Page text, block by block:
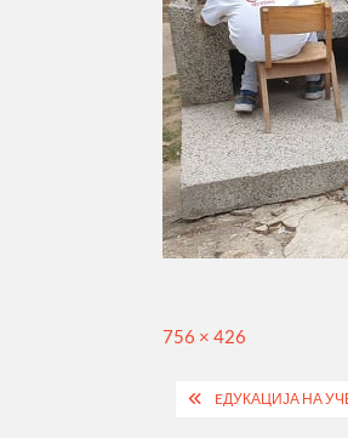
Full
756 × 426
PostEДУКАЦИЈА НА